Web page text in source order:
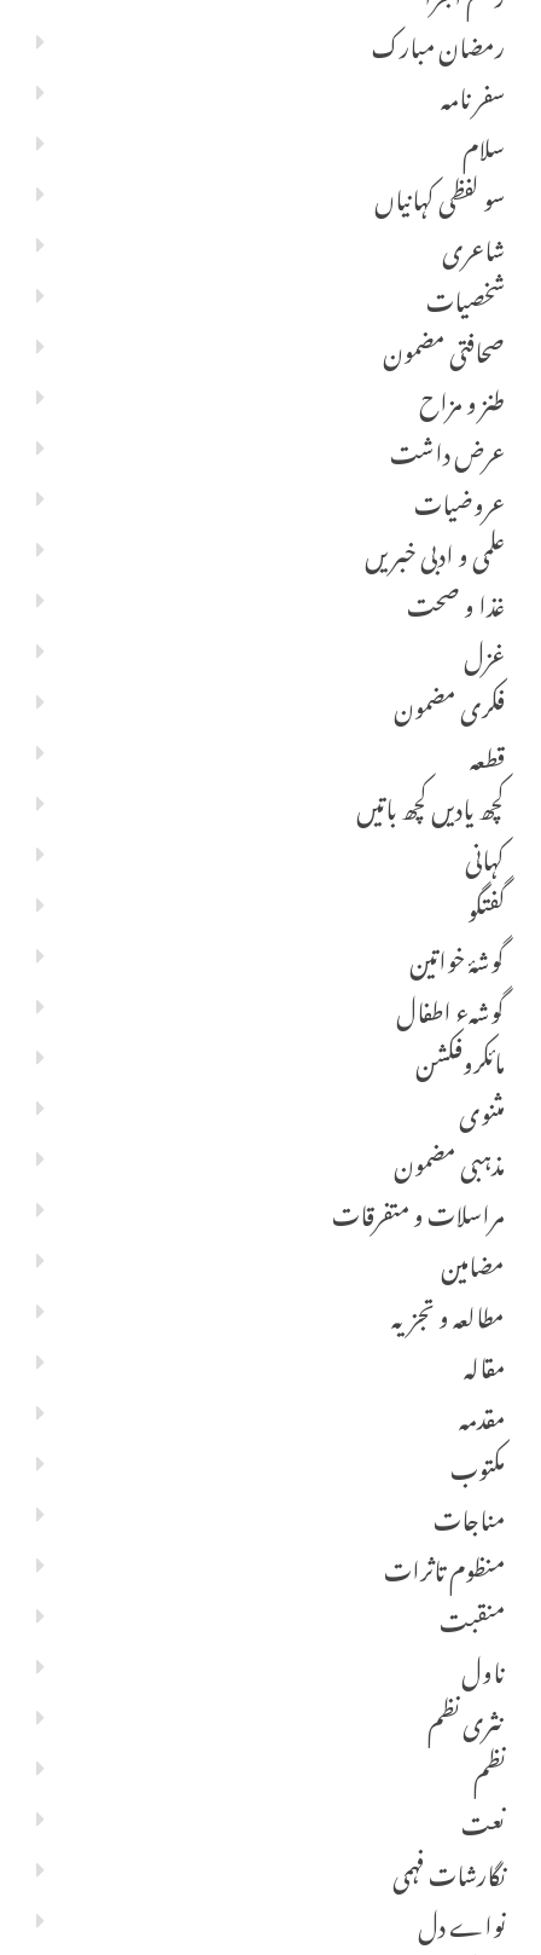
رمضان مبارک
سفر نامہ
سلام
سو لفظی کہانیاں
شاعری
شخصیات
صحافتی مضمون
طنز و مزاح
عرض داشت
عروضیات
علمی و ادبی خبریں
غذا و صحت
غزل
فکری مضمون
قطعہ
کچھ یادیں کچھ باتیں
کہانی
گفتگو
گوشۂ خواتین
گوشہء اطفال
مائکروفکشن
مثنوی
مذہبی مضمون
مراسلات و متفرقات
مضامین
مطالعہ و تجزیہ
مقالہ
مقدمہ
مکتوب
مناجات
منظوم تاثرات
منقبت
ناول
نثری نظم
نظم
نعت
نگارشات فہمی
نواے دل